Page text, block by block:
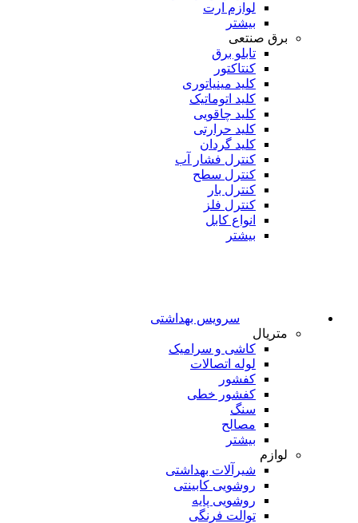
لوازم ارت
بیشتر
برق صنتعی
تابلو برق
کنتاکتور
کلید مینیاتوری
کلید اتوماتیک
کلید چاقویی
کلید حرارتی
کلید گردان
کنترل فشار آب
کنترل سطح
کنترل بار
کنترل فلز
انواع کابل
بیشتر
سرویس بهداشتی
متریال
کاشی و سرامیک
لوله اتصالات
کفشور
کفشور خطی
سنگ
مصالح
بیشتر
لوازم
شیرآلات بهداشتی
روشویی کابینتی
روشویی پایه
توالت فرنگی